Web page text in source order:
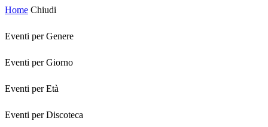
Home Chiudi
Eventi per Genere
Eventi per Giorno
Eventi per Età
Eventi per Discoteca